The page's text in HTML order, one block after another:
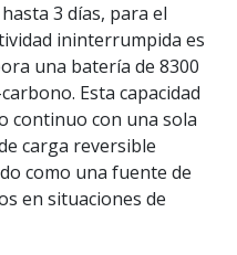
3 días, para el
ininterrumpida es
una batería de 8300
Esta capacidad
continuo con una sola
carga reversible
como una fuente de
en situaciones de